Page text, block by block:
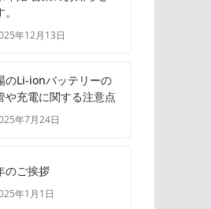
年12月13日
のLi-ionバッテリーの
や充電に関する注意点
年7月24日
のご挨拶
年1月1日